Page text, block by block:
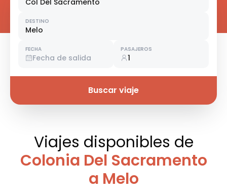
Col Del Sacramento
DESTINO
Melo
FECHA
Fecha de salida
PASAJEROS
1
Buscar viaje
Viajes disponibles de
Colonia Del Sacramento
a Melo